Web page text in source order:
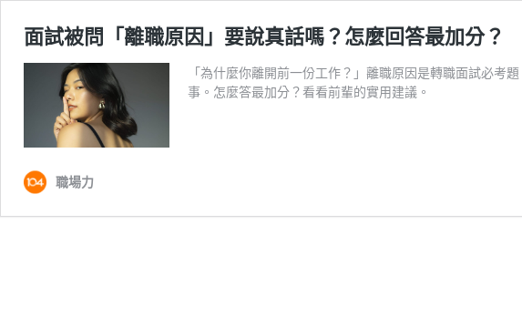
面試被問「離職原因」要說真話嗎？怎麼回答最加分？
「為什麼你離開前一份工作？」離職原因是轉職面試必考
事。怎麼答最加分？看看前輩的實用建議。
職場力